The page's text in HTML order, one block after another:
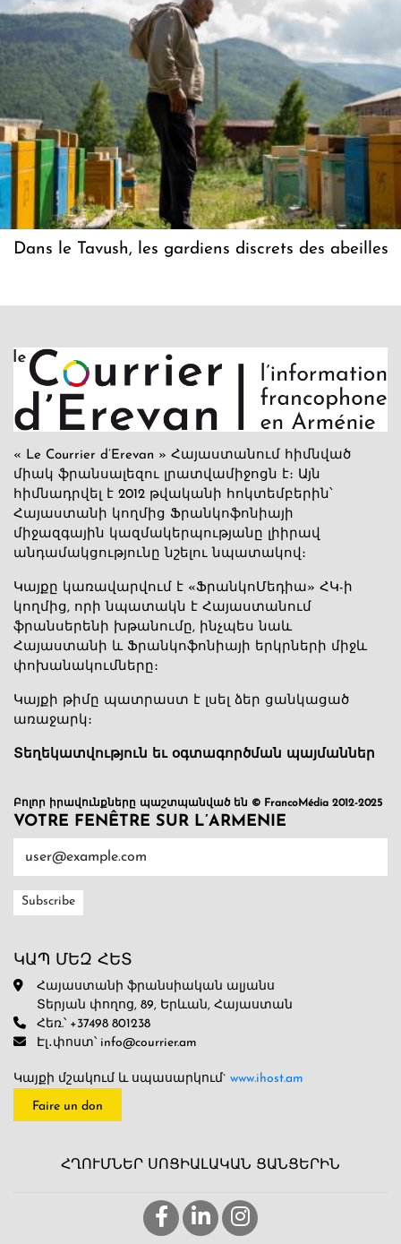
Dans le Tavush, les gardiens discrets des abeilles
« Le Courrier d’Erevan » Հայաստանում հիմնված
միակ ֆրանսալեզու լրատվամիջոցն է։ Այն
հիմնադրվել է 2012 թվականի հոկտեմբերին՝
Հայաստանի կողմից Ֆրանկոֆոնիայի
միջազգային կազմակերպությանը լիիրավ
անդամակցությունը նշելու նպատակով։
Կայքը կառավարվում է «ՖրանկոՄեդիա» ՀԿ-ի
կողմից, որի նպատակն է Հայաստանում
ֆրանսերենի խթանումը, ինչպես նաև
Հայաստանի և Ֆրանկոֆոնիայի երկրների միջև
փոխանակումները։
Կայքի թիմը պատրաստ է լսել ձեր ցանկացած
առաջարկ։
Տեղեկատվություն եւ օգտագործման պայմաններ
Բոլոր իրավունքները պաշտպանված են © FrancoMédia 2012-2025
VOTRE FENÊTRE SUR L’ARMENIE
ԿԱՊ ՄԵԶ ՀԵՏ
Հայաստանի ֆրանսիական ալյանս
Տերյան փողոց, 89, Երևան, Հայաստան
Հեռ.՝ +37498 801238
Էլ․փոստ՝ info@courrier.am
Կայքի մշակում և սպասարկում` www.ihost.am
Faire un don
ՀՂՈՒՄՆԵՐ ՍՈՑԻԱԼԱԿԱՆ ՑԱՆՑԵՐԻՆ